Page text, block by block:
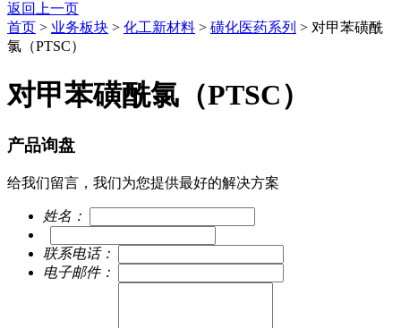
返回上一页
首页 > 业务板块 > 化工新材料 > 磺化医药系列 > 对甲苯磺酰
氯（PTSC）
对甲苯磺酰氯（PTSC）
产品询盘
给我们留言，我们为您提供最好的解决方案
姓名：
联系电话：
电子邮件：